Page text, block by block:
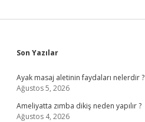
Sidebar
Son Yazılar
Ayak masaj aletinin faydaları nelerdir ?
Ağustos 5, 2026
Ameliyatta zımba dikiş neden yapılır ?
Ağustos 4, 2026